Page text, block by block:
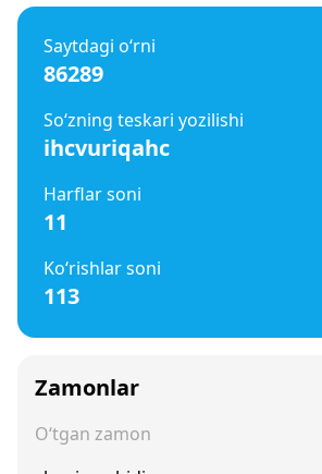
Saytdagi o‘rni
86289
So‘zning teskari yozilishi
ihcvuriqahc
Harflar soni
11
Ko‘rishlar soni
113
Zamonlar
O‘tgan zamon